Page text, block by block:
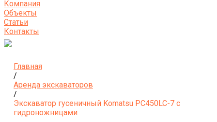
Компания
Объекты
Статьи
Контакты
Главная
/
Аренда экскаваторов
/
Экскаватор гусеничный Komatsu PC450LC-7 с
гидроножницами